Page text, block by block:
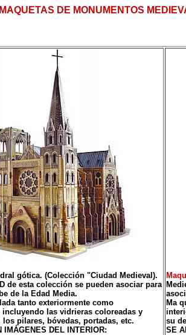
MAQUETAS DE MONUMENTOS
gótica. (Colección "Ciudad Medieval).
de esta colección se pueden asociar para
de la Edad Media.
tanto exteriormente como
las vidrieras coloreadas y
los pilares, bóvedas, portadas, etc.
IMÁGENES DEL INTERIOR:
Ma
su
SE